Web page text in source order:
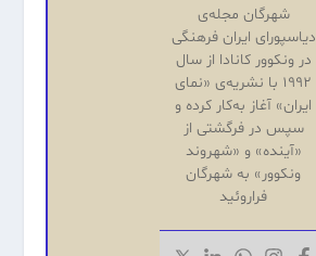
شهرگان مجله‌ی
دیاسپورای ایران فرهنگی
در ونکوور کانادا از سال
۱۹۹۲ با نشریه‌‌ی «نمای
ایران» آغاز به‌کار کرده و
سپس در فرگشتی از
«آینده‌» و «شهروند
ونکوور» به شهرگان
فراروئید